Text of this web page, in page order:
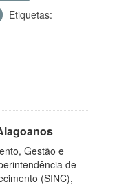
Etiquetas:
Gestão e
de
(SINC),